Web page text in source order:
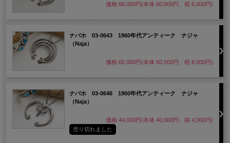
価格:66,000円(本体 60,000円、税 6,000円)
ナバホ 03-0643 1960年代アンティーク ナジャ
（Naja）
価格:66,000円(本体 60,000円、税 6,000円)
ナバホ 03-0646 1960年代アンティーク ナジャ
（Naja）
価格:44,000円(本体 40,000円、税 4,000円)
売り切れました